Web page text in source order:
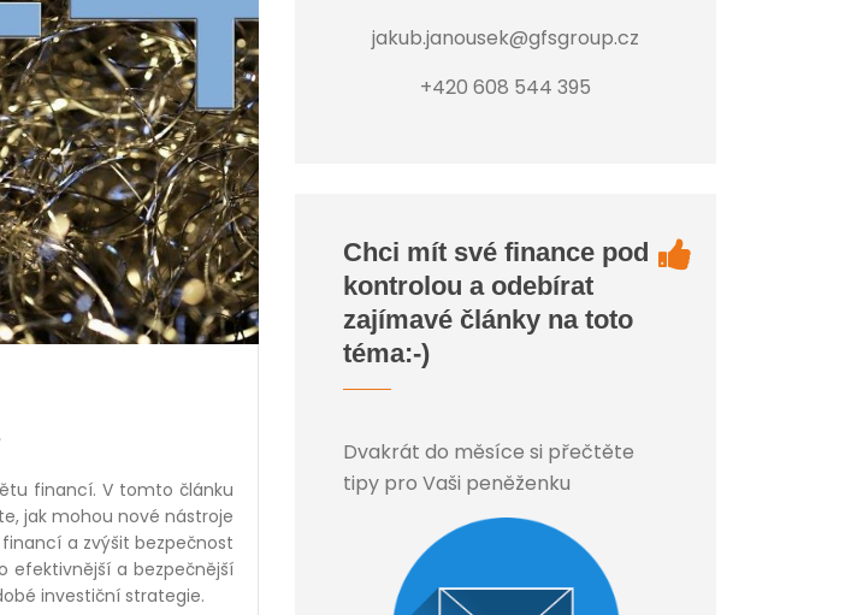
financí. V tomto článku
jak mohou nové nástroje
a zvýšit bezpečnost
efektivnější a bezpečnější
investiční strategie.
jakub.janousek@gfsgroup.cz
+420 608 544 395
Chci mít své finance pod
kontrolou a odebírat
zajímavé články na toto
téma:-)
Dvakrát do měsíce si přečtěte
tipy pro Vaši peněženku